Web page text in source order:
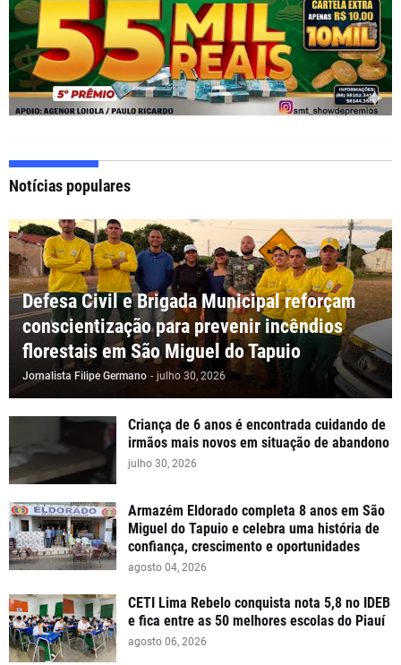
Notícias populares
Defesa Civil e Brigada Municipal reforçam
conscientização para prevenir incêndios
florestais em São Miguel do Tapuio
Jornalista Filipe Germano - julho 30, 2026
Criança de 6 anos é encontrada cuidando de
irmãos mais novos em situação de abandono
julho 30, 2026
Armazém Eldorado completa 8 anos em São
Miguel do Tapuio e celebra uma história de
confiança, crescimento e oportunidades
agosto 04, 2026
CETI Lima Rebelo conquista nota 5,8 no IDEB
e fica entre as 50 melhores escolas do Piauí
agosto 06, 2026